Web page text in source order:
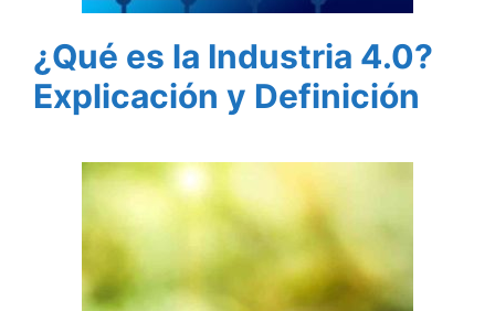
¿Qué es la Industria 4.0?
Explicación y Definición